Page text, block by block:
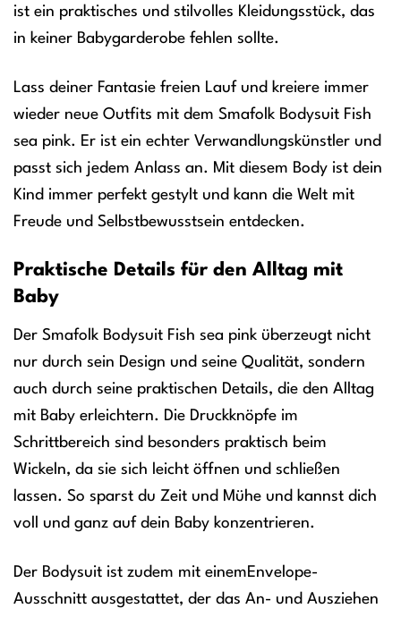
ist ein praktisches und stilvolles Kleidungsstück, das
in keiner Babygarderobe fehlen sollte.
Lass deiner Fantasie freien Lauf und kreiere immer
wieder neue Outfits mit dem Smafolk Bodysuit Fish
sea pink. Er ist ein echter Verwandlungskünstler und
passt sich jedem Anlass an. Mit diesem Body ist dein
Kind immer perfekt gestylt und kann die Welt mit
Freude und Selbstbewusstsein entdecken.
Praktische Details für den Alltag mit
Baby
Der Smafolk Bodysuit Fish sea pink überzeugt nicht
nur durch sein Design und seine Qualität, sondern
auch durch seine praktischen Details, die den Alltag
mit Baby erleichtern. Die Druckknöpfe im
Schrittbereich sind besonders praktisch beim
Wickeln, da sie sich leicht öffnen und schließen
lassen. So sparst du Zeit und Mühe und kannst dich
voll und ganz auf dein Baby konzentrieren.
Der Bodysuit ist zudem mit einemEnvelope-
Ausschnitt ausgestattet, der das An- und Ausziehen